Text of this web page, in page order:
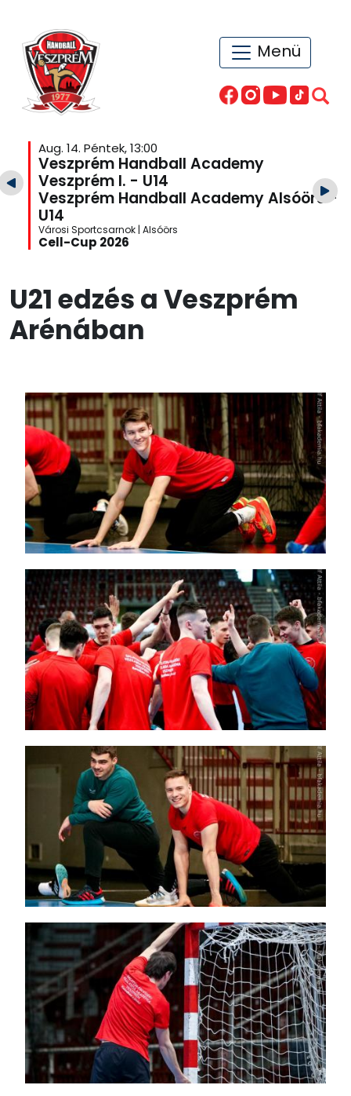
Menü
Aug. 14. Péntek, 13:00
Veszprém Handball Academy
Veszprém I. - U14
Veszprém Handball Academy Alsóörs -
U14
Városi Sportcsarnok | Alsóörs
Cell-Cup 2026
U21 edzés a Veszprém
Arénában